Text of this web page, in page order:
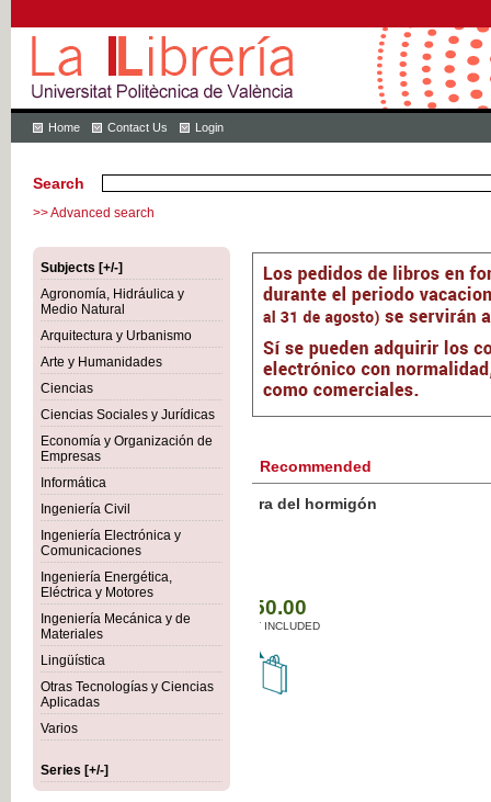
Home Contact Us Login
Search
>> Advanced search
Subjects [+/-]
Agronomía, Hidráulica y
Medio Natural
Arquitectura y Urbanismo
Arte y Humanidades
Ciencias
Ciencias Sociales y Jurídicas
Economía y Organización de
Empresas
Informática
Ingeniería Civil
Ingeniería Electrónica y
Comunicaciones
Ingeniería Energética,
Eléctrica y Motores
Ingeniería Mecánica y de
Materiales
Lingüística
Otras Tecnologías y Ciencias
Aplicadas
Varios
Series [+/-]
Recommended
Botánica Agroalimentaria